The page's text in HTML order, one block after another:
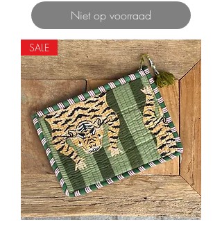
Niet op voorraad
SALE